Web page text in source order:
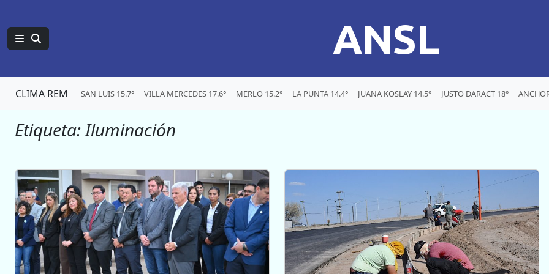
ANSL
CLIMA REM SAN LUIS 15.7° VILLA MERCEDES 17.6° MERLO 15.2° LA PUNTA 14.4° JUANA KOSLAY 14.5° JUSTO DARACT 18°
Etiqueta:Iluminación